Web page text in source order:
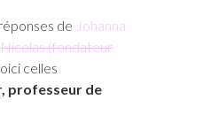
de Johanna
Nicolas (fondateur
celles
professeur de